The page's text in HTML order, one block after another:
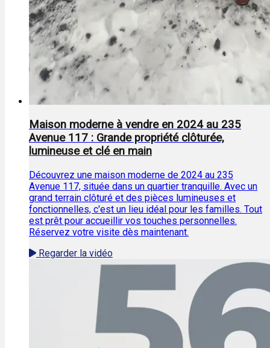
Maison moderne à vendre en 2024 au 235
Avenue 117 : Grande propriété clôturée,
lumineuse et clé en main
Découvrez une maison moderne de 2024 au 235
Avenue 117, située dans un quartier tranquille. Avec un
grand terrain clôturé et des pièces lumineuses et
fonctionnelles, c'est un lieu idéal pour les familles. Tout
est prêt pour accueillir vos touches personnelles.
Réservez votre visite dès maintenant.
Regarder la vidéo